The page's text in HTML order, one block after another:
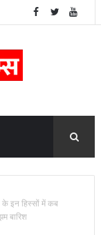
के इन हिस्सों में कब
बारिश